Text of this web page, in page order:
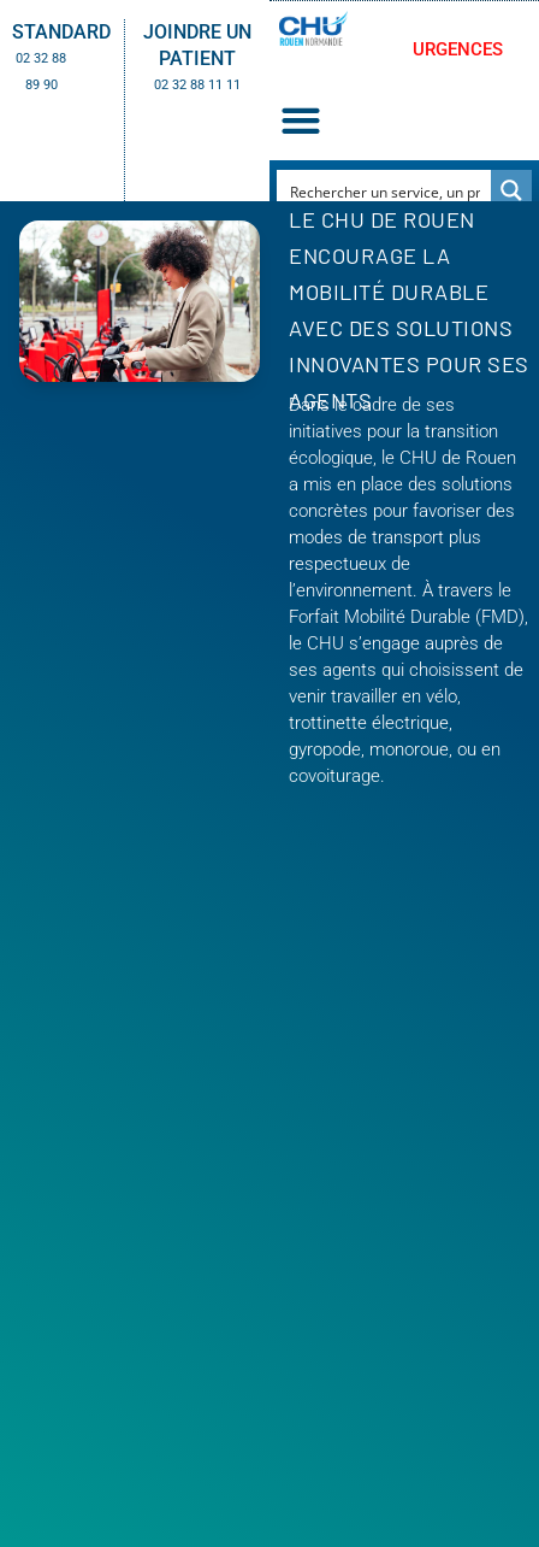
STANDARD
02 32 88
89 90
JOINDRE UN
PATIENT
02 32 88 11 11
URGENCES
LE CHU DE ROUEN
ENCOURAGE LA
MOBILITÉ DURABLE
AVEC DES SOLUTIONS
INNOVANTES POUR SES
AGENTS
Dans le cadre de ses
initiatives pour la transition
écologique, le CHU de Rouen
a mis en place des solutions
concrètes pour favoriser des
modes de transport plus
respectueux de
l’environnement. À travers le
Forfait Mobilité Durable (FMD),
le CHU s’engage auprès de
ses agents qui choisissent de
venir travailler en vélo,
trottinette électrique,
gyropode, monoroue, ou en
covoiturage.